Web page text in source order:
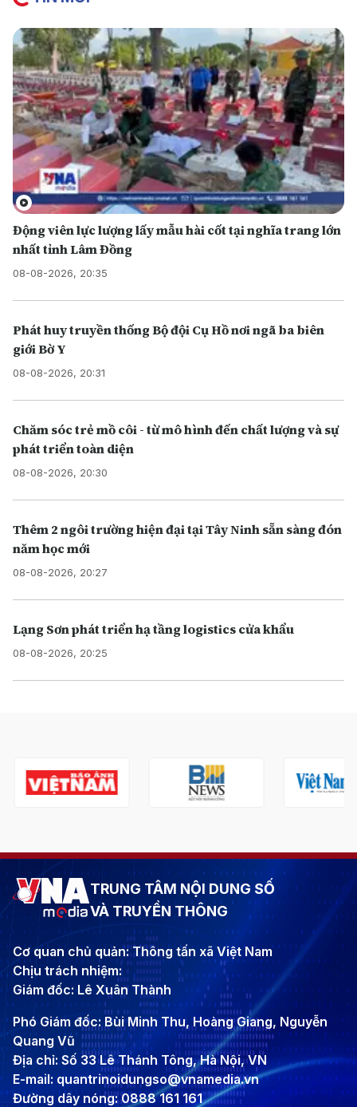
Động viên lực lượng lấy mẫu hài cốt tại nghĩa trang lớn
nhất tỉnh Lâm Đồng
08-08-2026, 20:35
Phát huy truyền thống Bộ đội Cụ Hồ nơi ngã ba biên
giới Bờ Y
08-08-2026, 20:31
Chăm sóc trẻ mồ côi - từ mô hình đến chất lượng và sự
phát triển toàn diện
08-08-2026, 20:30
Thêm 2 ngôi trường hiện đại tại Tây Ninh sẵn sàng đón
năm học mới
08-08-2026, 20:27
Lạng Sơn phát triển hạ tầng logistics cửa khẩu
08-08-2026, 20:25
TRUNG TÂM NỘI DUNG SỐ
VÀ TRUYỀN THÔNG
Cơ quan chủ quản: Thông tấn xã Việt Nam
Chịu trách nhiệm:
Giám đốc: Lê Xuân Thành
Phó Giám đốc: Bùi Minh Thu, Hoàng Giang, Nguyễn
Quang Vũ
Địa chỉ: Số 33 Lê Thánh Tông, Hà Nội, VN
E-mail: quantrinoidungso@vnamedia.vn
Đường dây nóng: 0888 161 161